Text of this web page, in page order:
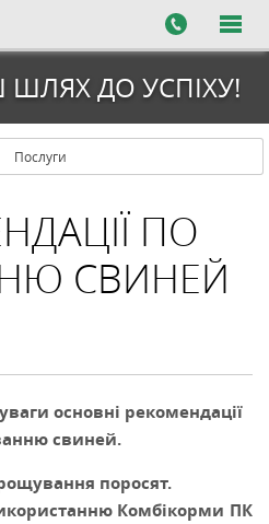
ШЛЯХ ДО УСПІХУ!
Послуги
ПО
СВИНЕЙ
основні рекомендації
свиней.
поросят.
Комбікорми ПК